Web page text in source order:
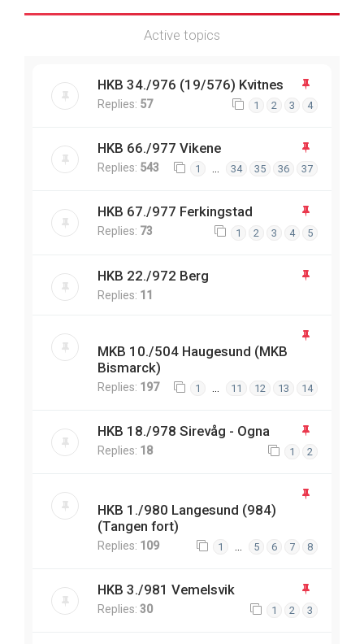
Active topics
HKB 34./976 (19/576) Kvitnes
Replies: 57 1 2 3 4
HKB 66./977 Vikene
Replies: 543 1 … 34 35 36 37
HKB 67./977 Ferkingstad
Replies: 73 1 2 3 4 5
HKB 22./972 Berg
Replies: 11
MKB 10./504 Haugesund (MKB
Bismarck)
Replies: 197 1 11 12 13 14
HKB 18./978 Sirevåg - Ogna
Replies: 18 1 2
HKB 1./980 Langesund (984)
(Tangen fort)
Replies: 109 1 … 5 6 7 8
HKB 3./981 Vemelsvik
Replies: 30 1 2 3